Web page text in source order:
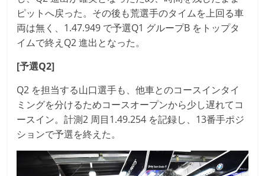
ピットへ戻った。その後も荒選手のタイムを上回る車
両は無く、1.47.949 で予選Q1 グループB をトップタ
イムで終えQ2 進出となった。
[予選Q2]
Q2 を担当する山口選手も、他車とのコースインタイ
ミングを分けるためコースオープンから少し遅れてコ
ースイン。計測2 周目1.49.254 を記録し、13番手ポジ
ションで予選を終えた。